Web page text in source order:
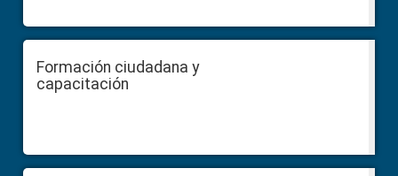
Formación ciudadana y
capacitación